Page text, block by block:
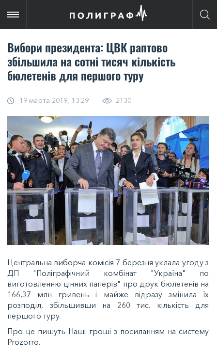
Вибори президента: ЦВК раптово
збільшила на сотні тисяч кількість
бюлетенів для першого туру
19 марта 2019, 13:29 2130
Центральна виборча комісія 7 березня уклала угоду з
ДП "Поліграфічний комбінат "Україна" по
виготовленню цінних паперів" про друк бюлетенів на
166,37 млн гривень і майже відразу змінила їх
розподіл, збільшивши на 260 тис. кількість для
першого туру.
Про це пишуть Наші гроші з посиланням на систему
Prozorro.